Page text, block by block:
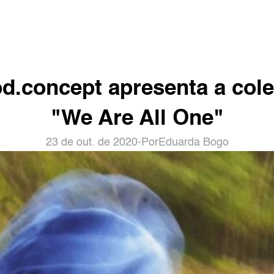
apresenta a
"We Are All One"
23 de out. de 2020- PorEduarda Bogo